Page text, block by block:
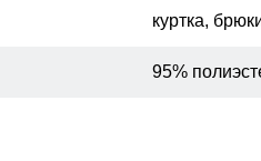
от плечевого шва до
куртка,
95%